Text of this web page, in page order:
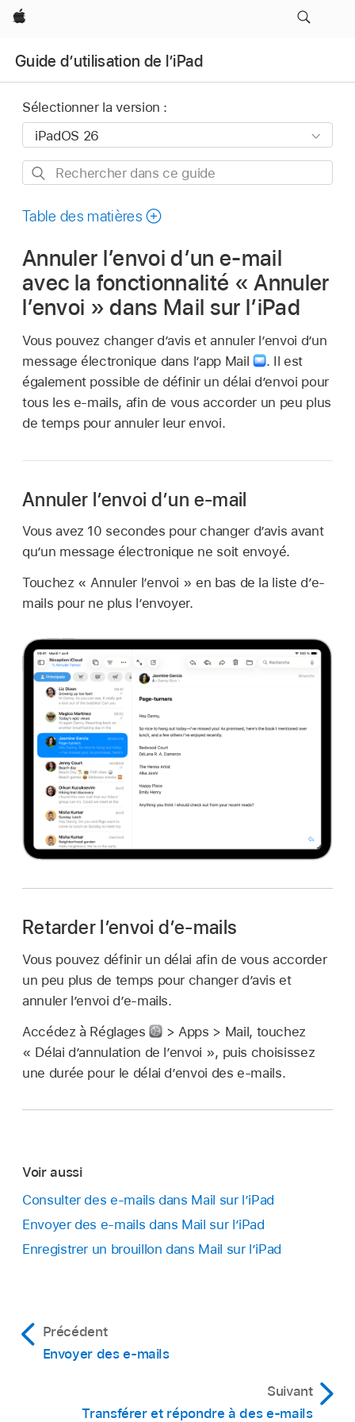
Apple
Guide d’utilisation de l’iPad
Sélectionner la version :
Rechercher
ce
Table des matières
Annuler l’envoi d’un e-mail
avec la fonctionnalité « Annuler
l’envoi » dans Mail sur l’iPad
Vous pouvez changer d’avis et annuler l’envoi d’un
message électronique dans l’app Mail
. Il est
également possible de définir un délai d’envoi pour
tous les e-mails, afin de vous accorder un peu plus
de temps pour annuler leur envoi.
Annuler l’envoi d’un e-mail
Vous avez 10 secondes pour changer d’avis avant
qu’un message électronique ne soit envoyé.
Touchez « Annuler l’envoi » en bas de la liste d’e-
mails pour ne plus l’envoyer.
Retarder l’envoi d’e-mails
Vous pouvez définir un délai afin de vous accorder
un peu plus de temps pour changer d’avis et
annuler l’envoi d’e-mails.
Accédez à Réglages
> Apps > Mail, touchez
« Délai d’annulation de l’envoi », puis choisissez
une durée pour le délai d’envoi des e-mails.
Voir aussi
Consulter des e-mails dans Mail sur l’iPad
Envoyer des e-mails dans Mail sur l’iPad
Enregistrer un brouillon dans Mail sur l’iPad
Précédent
Envoyer des e-mails
Suivant
Transférer et répondre à des e-mails